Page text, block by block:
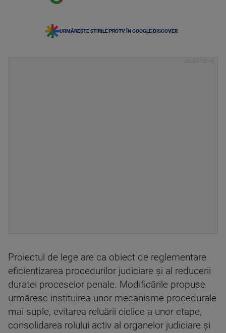
URMĂREȘTE ȘTIRILE PROTV ÎN GOOGLE DISCOVER
Proiectul de lege are ca obiect de reglementare
eficientizarea procedurilor judiciare şi al reducerii
duratei proceselor penale. Modificările propuse
urmăresc instituirea unor mecanisme procedurale
mai suple, evitarea reluării ciclice a unor etape,
consolidarea rolului activ al organelor judiciare şi